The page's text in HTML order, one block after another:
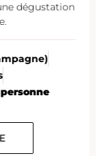
dégustation